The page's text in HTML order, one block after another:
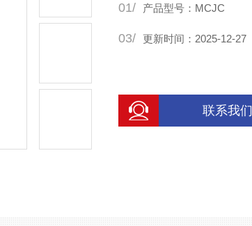
01/ 产品型号：MCJC
03/ 更新时间：2025-12-27
联系我们